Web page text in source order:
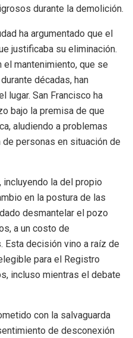
durante la demolición.
ha argumentado que el
justificaba su eliminación.
mantenimiento, que se
décadas, han
lugar. San Francisco ha
bajo la premisa de que
aludiendo a problemas
personas en situación de
incluyendo la del propio
en la postura de las
desmantelar el pozo
a un costo de
Esta decisión vino a raíz de
para el Registro
incluso mientras el debate
con la salvaguarda
de desconexión